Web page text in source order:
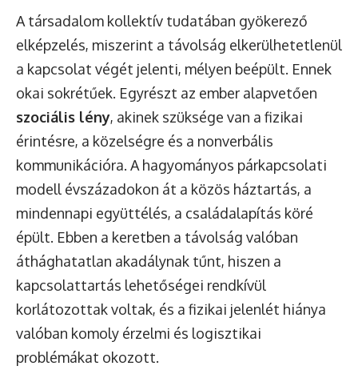
A társadalom kollektív tudatában gyökerező
elképzelés, miszerint a távolság elkerülhetetlenül
a kapcsolat végét jelenti, mélyen beépült. Ennek
okai sokrétűek. Egyrészt az ember alapvetően
szociális lény, akinek szüksége van a fizikai
érintésre, a közelségre és a nonverbális
kommunikációra. A hagyományos párkapcsolati
modell évszázadokon át a közös háztartás, a
mindennapi együttélés, a családalapítás köré
épült. Ebben a keretben a távolság valóban
áthághatatlan akadálynak tűnt, hiszen a
kapcsolattartás lehetőségei rendkívül
korlátozottak voltak, és a fizikai jelenlét hiánya
valóban komoly érzelmi és logisztikai
problémákat okozott.